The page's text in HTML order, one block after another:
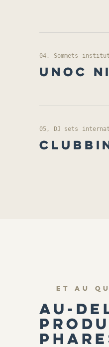
04, Sommets
UNOC
05, DJ sets
ET AU
AU-